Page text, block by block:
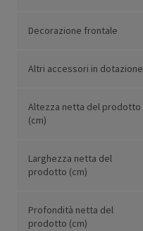
Decorazione frontale
Altri accessori in dotazione
Altezza netta del prodotto
(cm)
Larghezza netta del
prodotto (cm)
Profondità netta del
prodotto (cm)